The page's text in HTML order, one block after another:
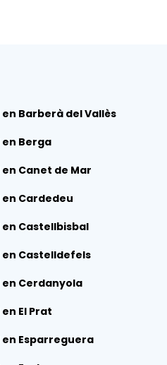
Barberà del Vallès
Berga
Canet de Mar
Cardedeu
Castellbisbal
Castelldefels
Cerdanyola
El Prat
Esparreguera